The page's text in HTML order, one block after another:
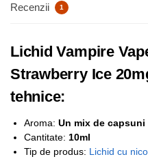
Recenzii 1
Lichid Vampire
Strawberry Ice
tehnice:
Aroma: Un mix de
Cantitate: 10ml
Tip de produs: Lichid cu